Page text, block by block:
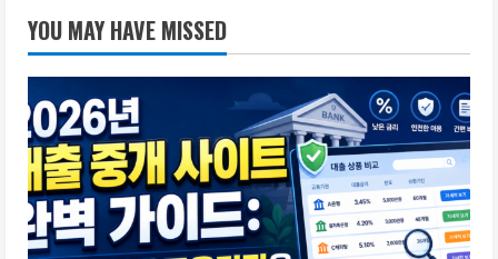
YOU MAY HAVE MISSED